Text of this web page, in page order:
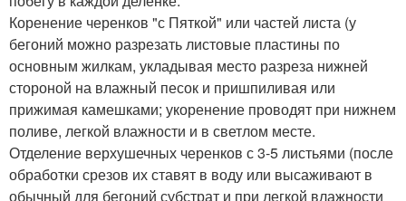
Коренение черенков "с Пяткой" или частей листа (у
бегоний можно разрезать листовые пластины по
основным жилкам, укладывая место разреза нижней
стороной на влажный песок и пришпиливая или
прижимая камешками; укоренение проводят при нижнем
поливе, легкой влажности и в светлом месте.
Отделение верхушечных черенков с 3-5 листьями (после
обработки срезов их ставят в воду или высаживают в
обычный для бегоний субстрат и при легкой влажности